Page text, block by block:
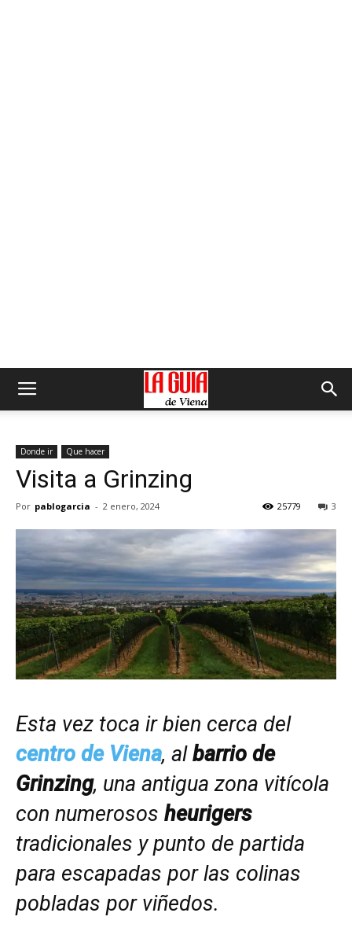
Donde ir Que hacer
Visita a Grinzing
Por pablogarcia - 2 enero, 2024 3
25779
Esta vez toca ir bien cerca del
centro de Viena, albarrio de
Grinzing, una antigua zona vitícola
con numerosos heurigers
tradicionales y punto de partida
para escapadas por las colinas
pobladas por viñedos.